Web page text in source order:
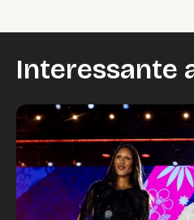
Interessante